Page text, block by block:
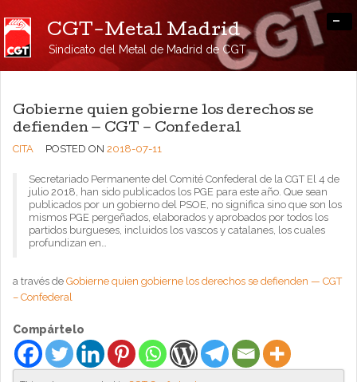
CGT-Metal Madrid
Sindicato del Metal de Madrid de CGT
-
Gobierne quien gobierne los derechos se
defienden — CGT – Confederal
CITA POSTED ON 2018-07-11
Secretariado Permanente del Comité Confederal de la CGT El 4 de
julio 2018, han sido publicados los PGE para este año. Que sean
publicados por un gobierno del PSOE, no significa sino que son los
mismos PGE pergeñados, elaborados y aprobados por todos los
partidos burgueses, incluidos los vascos y catalanes, los cuales
profundizan en…
a través de Gobierne quien gobierne los derechos se defienden — CGT
– Confederal
Compártelo